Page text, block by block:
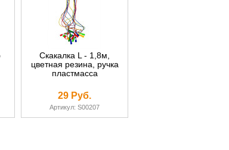
Скакалка L - 1,8м,
цветная резина, ручка
пластмасса
29 Руб.
Артикул: S00207